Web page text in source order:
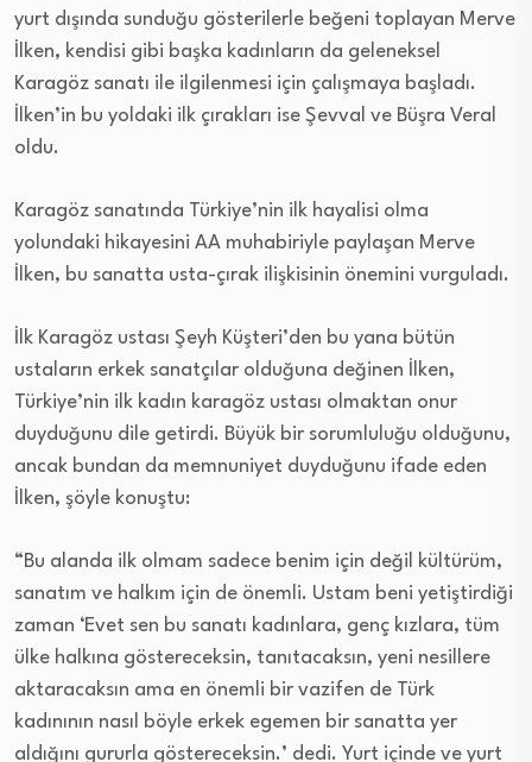
yurt dışında sunduğu gösterilerle beğeni toplayan Merve
İlken, kendisi gibi başka kadınların da geleneksel
Karagöz sanatı ile ilgilenmesi için çalışmaya başladı.
İlken’in bu yoldaki ilk çırakları ise Şevval ve Büşra Veral
oldu.
Karagöz sanatında Türkiye’nin ilk hayalisi olma
yolundaki hikayesini AA muhabiriyle paylaşan Merve
İlken, bu sanatta usta-çırak ilişkisinin önemini vurguladı.
İlk Karagöz ustası Şeyh Küşteri’den bu yana bütün
ustaların erkek sanatçılar olduğuna değinen İlken,
Türkiye’nin ilk kadın karagöz ustası olmaktan onur
duyduğunu dile getirdi. Büyük bir sorumluluğu olduğunu,
ancak bundan da memnuniyet duyduğunu ifade eden
İlken, şöyle konuştu:
“Bu alanda ilk olmam sadece benim için değil kültürüm,
sanatım ve halkım için de önemli. Ustam beni yetiştirdiği
zaman ‘Evet sen bu sanatı kadınlara, genç kızlara, tüm
ülke halkına göstereceksin, tanıtacaksın, yeni nesillere
aktaracaksın ama en önemli bir vazifen de Türk
kadınının nasıl böyle erkek egemen bir sanatta yer
aldığını gururla göstereceksin.’ dedi. Yurt içinde ve yurt